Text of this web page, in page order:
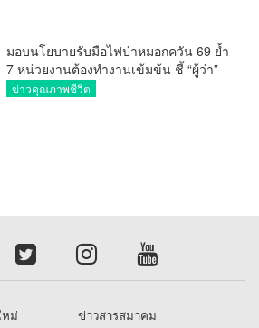
มอบนโยบายรับมือไฟป่าหมอกควัน 69 ย้ำ
7 หน่วยงานต้องทำงานเข้มข้น ชี้ “ผู้ว่า”
คีย์แมนสำคัญทำปัญหาลด
ข่าวคุณภาพชีวิต
หม่
ข่าวสารสมาคม